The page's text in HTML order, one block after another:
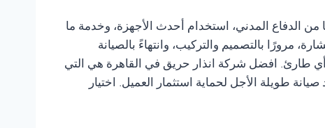
من الدفاع المدني، استخدام أحدث الأجهزة، وخدمة ما
مرورًا بالتصميم والتركيب، وانتهاءً بالصيانة
أي طارئ. افضل شركة انذار حريق في القاهرة هي التي
طويلة الأجل لحماية استثمار العميل. اختيار